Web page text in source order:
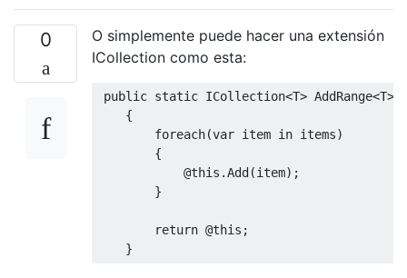
0
O simplemente puede hacer una extensión
ICollection como esta:
public static ICollection<T> AddRange<T>(
{
foreach(var item in items)
{
@this .Add(item);
}
return @this ;
}